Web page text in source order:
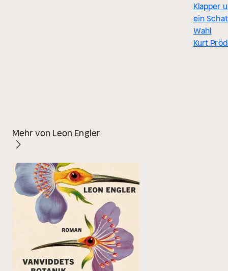
Klapper
ein
Wahl
Kurt
Mehr von Leon Engler